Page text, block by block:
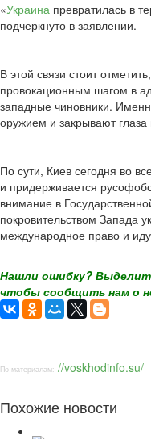
«Украина превратилась в
подчеркнуто в заявлении.
В этой связи стоит
провокационным шагом в
западные чиновники.
оружием и закрывают
По сути, Киев сегодня во
и придерживается
внимание в
покровительством Запада
международное право и
Нашли ошибку?
чтобы сообщить нам о
По материалам: //voskhodinfo.su/
Похожие новости